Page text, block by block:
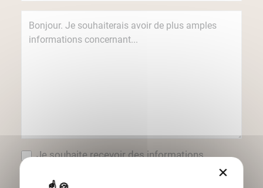
Je souhaite recevoir des informations
concernant les produits et services Humbert
par e-mail.
×